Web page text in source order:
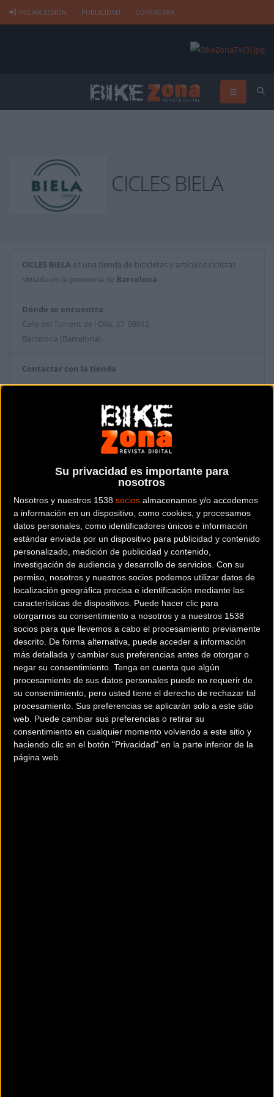
Su privacidad es importante para
nosotros
Nosotros y nuestros 1538 socios almacenamos y/o accedemos
a información en un dispositivo, como cookies, y procesamos
datos personales, como identificadores únicos e información
estándar enviada por un dispositivo para publicidad y contenido
personalizado, medición de publicidad y contenido,
investigación de audiencia y desarrollo de servicios. Con su
permiso, nosotros y nuestros socios podemos utilizar datos de
localización geográfica precisa e identificación mediante las
características de dispositivos. Puede hacer clic para
otorgarnos su consentimiento a nosotros y a nuestros 1538
socios para que llevemos a cabo el procesamiento previamente
descrito. De forma alternativa, puede acceder a información
más detallada y cambiar sus preferencias antes de otorgar o
negar su consentimiento. Tenga en cuenta que algún
procesamiento de sus datos personales puede no requerir de
su consentimiento, pero usted tiene el derecho de rechazar tal
procesamiento. Sus preferencias se aplicarán solo a este sitio
web. Puede cambiar sus preferencias o retirar su
consentimiento en cualquier momento volviendo a este sitio y
haciendo clic en el botón "Privacidad" en la parte inferior de la
página web.
INICIAR SESIÓN PUBLICIDAD CONTACTAR
CICLES BIELA
CICLES BIELA es una tienda de bicicletas y artículos ciclistas
situada en la provincia de Barcelona.
Dónde se encuentra
Calle del Torrent de l Olla, 37 08012
Barcelona (Barcelona).
Contactar con la tienda
932 38 89 79
Web y RRSS de la tienda
Terms of use © 1987–2026 HERE
200 km
¿Eres el propietario de esta tienda? Descubre cómo hacerte tienda
Premium para llegar a más clientes.
Comercios Bz Premium
ESCAPA BARCELONA NORD